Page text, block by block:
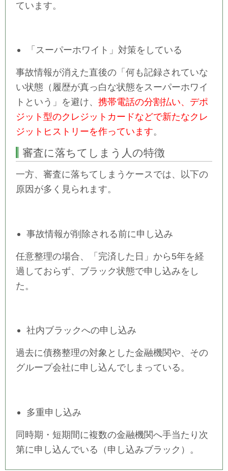
ています。
「スーパーホワイト」対策をしている
事故情報が消えた直後の「何も記録されていな
い状態（履歴が真っ白な状態をスーパーホワイ
トという」を避け、 携帯電話の分割払い、デポ
ジット型のクレジットカードなどで新たなクレ
ジットヒストリーを作っています。
審査に落ちてしまう人の特徴
一方、審査に落ちてしまうケースでは、以下の
原因が多く見られます。
事故情報が削除される前に申し込み
任意整理の場合、「完済した日」から5年を経
過しておらず、ブラック状態で申し込みをし
た。
社内ブラックへの申し込み
過去に債務整理の対象とした金融機関や、その
グループ会社に申し込んでしまっている。
多重申し込み
同時期・短期間に複数の金融機関へ手当たり次
第に申し込んでいる（申し込みブラック）。